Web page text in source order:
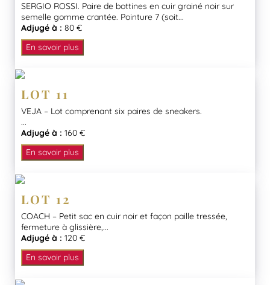
SERGIO ROSSI. Paire de bottines en cuir grainé noir sur
semelle gomme crantée. Pointure 7 (soit...
Adjugé à : 80 €
En savoir plus
LOT 11
VEJA – Lot comprenant six paires de sneakers.
...
Adjugé à : 160 €
En savoir plus
LOT 12
COACH – Petit sac en cuir noir et façon paille tressée,
fermeture à glissière,...
Adjugé à : 120 €
En savoir plus